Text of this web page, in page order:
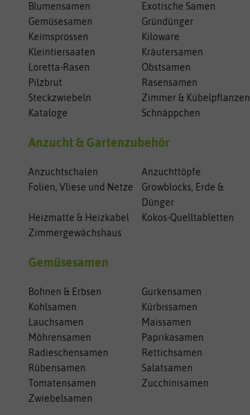
Blumensamen
Exotische Samen
Gemüsesamen
Gründünger
Keimsprossen
Kiloware
Kleintiersaaten
Kräutersamen
Loretta-Rasen
Obstsamen
Pilzbrut
Rasensamen
Steckzwiebeln
Zimmer & Kübelpflanzen
Kataloge
Schnäppchen
Anzucht & Gartenzubehör
Anzuchtschalen
Anzuchttöpfe
Folien, Vliese und Netze
Growblocks, Erde &
Dünger
Heizmatte & Heizkabel
Kokos-Quelltabletten
Zimmergewächshaus
Gemüsesamen
Bohnen & Erbsen
Gurkensamen
Kohlsamen
Kürbissamen
Lauchsamen
Maissamen
Möhrensamen
Paprikasamen
Radieschensamen
Rettichsamen
Rübensamen
Salatsamen
Tomatensamen
Zucchinisamen
Zwiebelsamen